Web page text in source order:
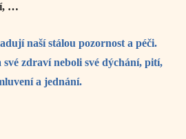
…
naší stálou pozornost a péči.
zdraví neboli své dýchání, pití,
a jednání.